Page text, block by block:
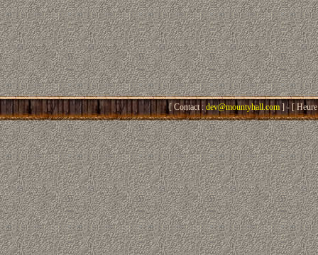
[ Contact : dev@mountyhall.com] - [ Heure